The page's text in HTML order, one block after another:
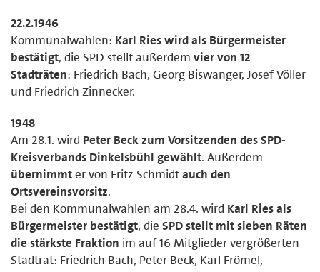
22.2.1946
Kommunalwahlen: Karl Ries wird als Bürgermeister
bestätigt, die SPD stellt außerdem vier von 12
Stadträten: Friedrich Bach, Georg Biswanger, Josef Völler
und Friedrich Zinnecker.
1948
Am 28.1. wird Peter Beck zum Vorsitzenden des SPD-
Kreisverbands Dinkelsbühl gewählt. Außerdem
übernimmter von Fritz Schmidtauch den
Ortsvereinsvorsitz.
Bei den Kommunalwahlen am 28.4. wird Karl Ries als
Bürgermeister bestätigt, die SPD stellt mit sieben Räten
die stärkste Fraktion im auf 16 Mitglieder vergrößerten
Stadtrat: Friedrich Bach, Peter Beck, Karl Frömel,